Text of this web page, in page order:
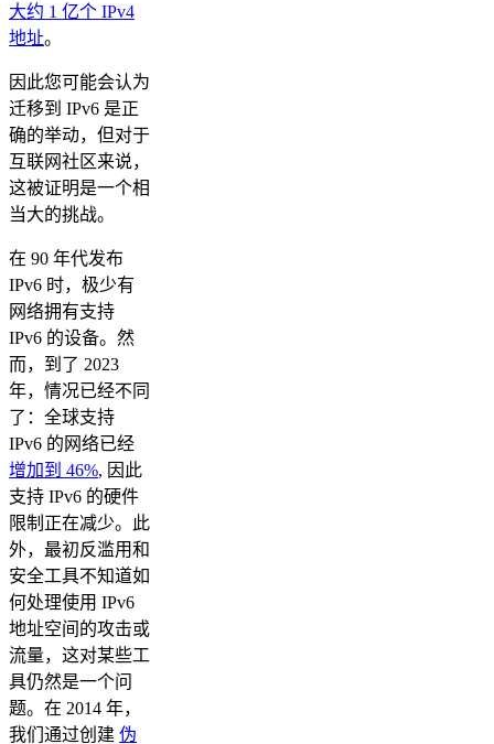
大约 1 亿个 IPv4
地址。
因此您可能会认为
迁移到 IPv6 是正
确的举动，但对于
互联网社区来说，
这被证明是一个相
当大的挑战。
在 90 年代发布
IPv6 时，极少有
网络拥有支持
IPv6 的设备。然
而，到了 2023
年，情况已经不同
了：全球支持
IPv6 的网络已经
增加到 46%, 因此
支持 IPv6 的硬件
限制正在减少。此
外，最初反滥用和
安全工具不知道如
何处理使用 IPv6
地址空间的攻击或
流量，这对某些工
具仍然是一个问
题。在 2014 年，
我们通过创建 伪